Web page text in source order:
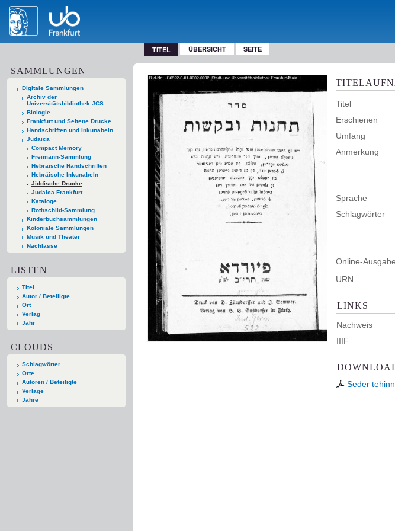
TITEL ÜBERSICHT SEITE
SAMMLUNGEN
Digitale Sammlungen
Archiv der
Universitätsbibliothek JCS
Biologie
Frankfurt und Seltene Drucke
Handschriften und Inkunabeln
Judaica
Compact Memory
Freimann-Sammlung
Hebräische Handschriften
Hebräische Inkunabeln
Jiddische Drucke
Judaica Frankfurt
Kataloge
Rothschild-Sammlung
Kinderbuchsammlungen
Koloniale Sammlungen
Musik und Theater
Nachlässe
LISTEN
Titel
Autor / Beteiligte
Ort
Verlag
Jahr
CLOUDS
Schlagwörter
Orte
Autoren / Beteiligte
Verlage
Jahre
Titel
Erschienen
Umfang
Anmerkung
Sprache
Schlagwörter
Online-Ausgabe
URN
LINKS
Nachweis
IIIF
Sēder